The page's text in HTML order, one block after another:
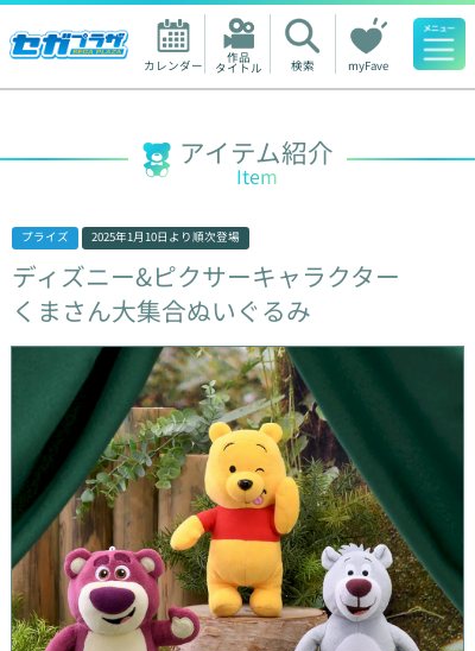
カレンダー 作品
タイトル 検索 myFave
人気ワード
アイテム紹介
Item
プライズ 2025年1月10日 より順次登場
ディズニー&ピクサーキャラクター
くまさん大集合ぬいぐるみ